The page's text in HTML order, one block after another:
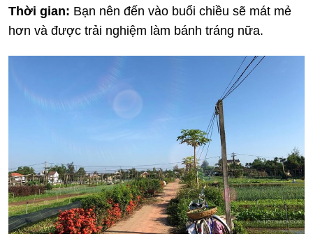
Thời gian: Bạn nên đến vào buổi chiều sẽ mát mẻ
hơn và được trải nghiệm làm bánh tráng nữa.